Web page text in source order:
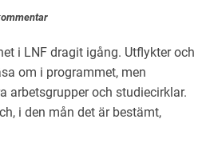
Om oss
English
i LNF dragit igång. Utflykter och
om i programmet, men
arbetsgrupper och studiecirklar.
i den mån det är bestämt,